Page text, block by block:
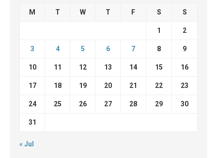
M T W T F S S
1 2
3 4 5 6 7 8 9
10 11 12 13 14 15 16
17 18 19 20 21 22 23
24 25 26 27 28 29 30
31
« Jul